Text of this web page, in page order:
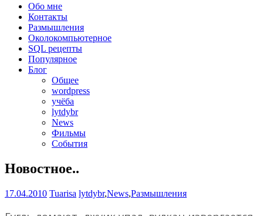
Обо мне
Контакты
Размышления
Околокомпьютерное
SQL рецепты
Популярное
Блог
Общее
wordpress
учёба
lytdybr
News
Фильмы
События
Новостное..
17.04.2010 Tuarisa lytdybr,News,Размышления